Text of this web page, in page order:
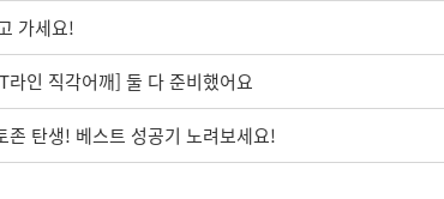
가세요!
인 직각어깨] 둘 다 준비했어요
탄생! 베스트 성공기 노려보세요!